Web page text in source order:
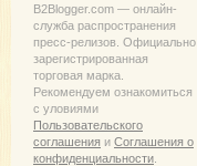
B2Blogger.com — онлайн-
служба распространения
пресс-релизов. Официально
зарегистрированная
торговая марка.
Рекомендуем ознакомиться
с уловиями
Пользовательского
соглашения и Соглашения о
конфиденциальности